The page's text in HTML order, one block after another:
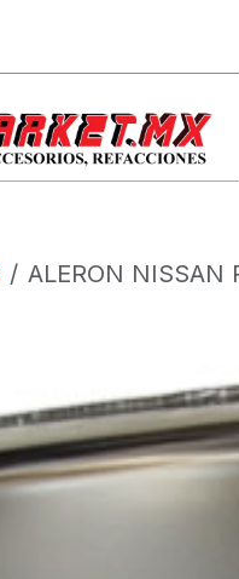
ALERON NISSAN